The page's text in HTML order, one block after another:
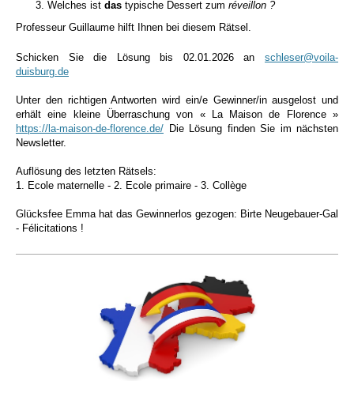
Welches ist das typische Dessert zum réveillon ?
Professeur Guillaume hilft Ihnen bei diesem Rätsel.
Schicken Sie die Lösung bis 02.01.2026anschleser@voila-
duisburg.de
Unter den richtigen Antworten wird ein/e Gewinner/in ausgelost und
erhält eine kleine Überraschung von « La Maison de Florence »
https://la-maison-de-florence.de/ Die Lösung finden Sie im nächsten
Newsletter.
Auflösung des letzten Rätsels:
1. Ecole maternelle - 2. Ecole primaire - 3. Collège
Glücksfee Emma hat das Gewinnerlos gezogen: Birte Neugebauer-Gal
- Félicitations !